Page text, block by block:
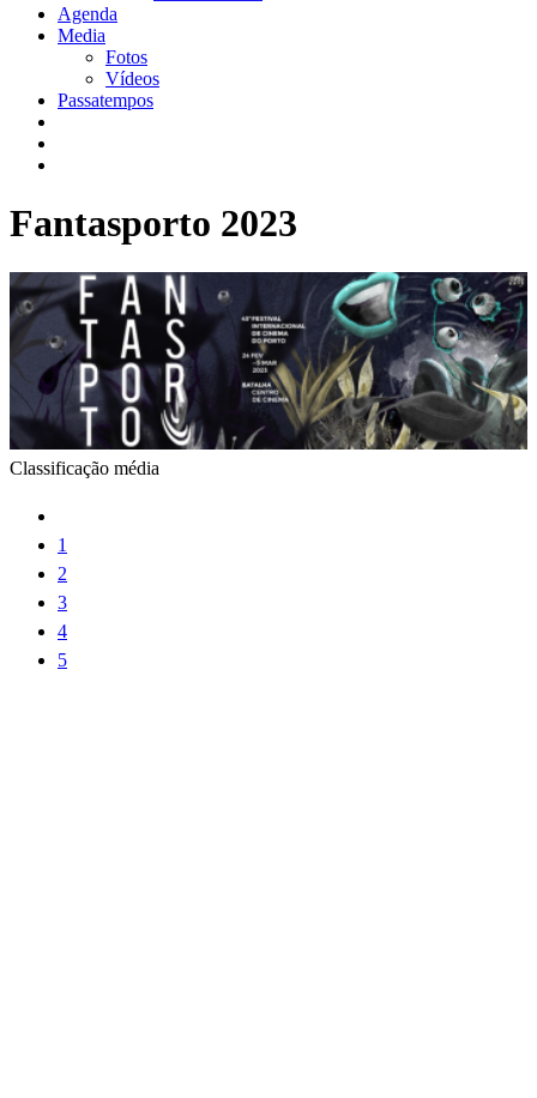
Agenda
Media
Fotos
Vídeos
Passatempos
Fantasporto 2023
Classificação média
1
2
3
4
5